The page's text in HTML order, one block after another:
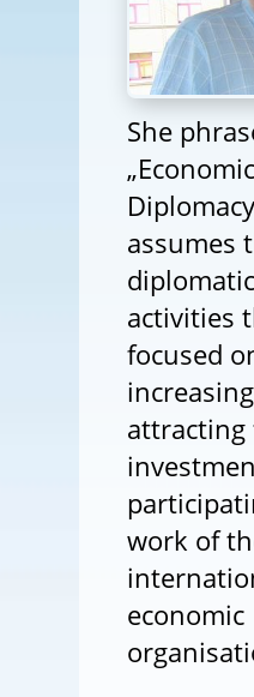
She
„Economic
assumes
activities
focused
attracting
work of
economic